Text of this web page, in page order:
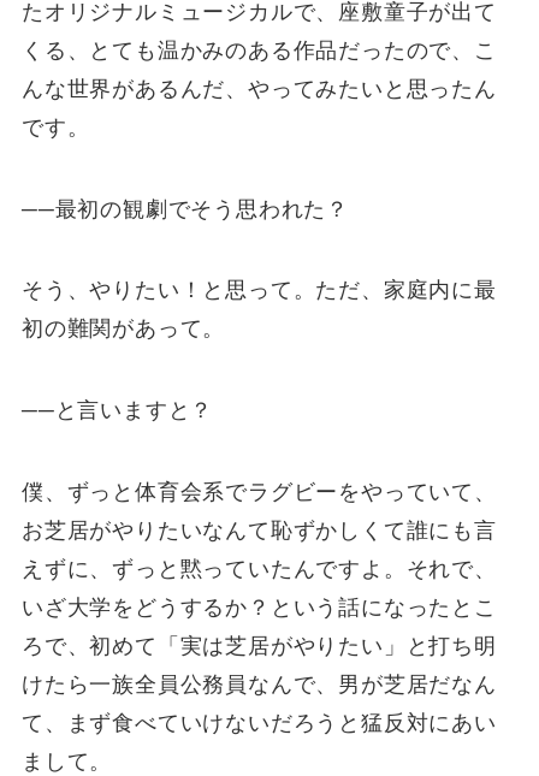
たオリジナルミュージカルで、座敷童子が出て
くる、とても温かみのある作品だったので、こ
んな世界があるんだ、やってみたいと思ったん
です。
──最初の観劇でそう思われた？
そう、やりたい！と思って。ただ、家庭内に最
初の難関があって。
──と言いますと？
僕、ずっと体育会系でラグビーをやっていて、
お芝居がやりたいなんて恥ずかしくて誰にも言
えずに、ずっと黙っていたんですよ。それで、
いざ大学をどうするか？という話になったとこ
ろで、初めて「実は芝居がやりたい」と打ち明
けたら一族全員公務員なんで、男が芝居だなん
て、まず食べていけないだろうと猛反対にあい
まして。